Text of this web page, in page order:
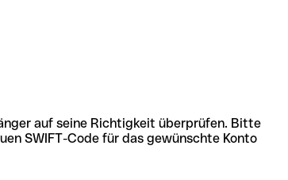
auf seine Richtigkeit überprüfen. Bitte
SWIFT-Code für das gewünschte Konto